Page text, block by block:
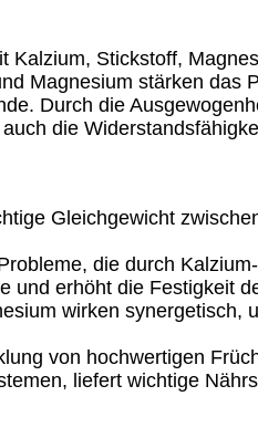
Stickstoff,
Magnesium stärken
Durch die
die
Gleichgewicht
die durch
und erhöht die Festigkeit
wirken synergetisch,
von hochwertigen
liefert wichtige